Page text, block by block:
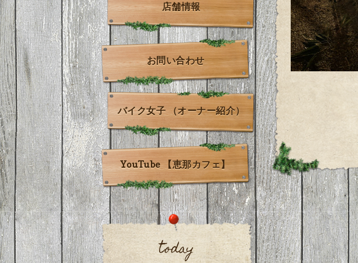
店舗情報
お問い合わせ
バイク女子 （オーナー紹介）
YouTube 【恵那カフェ】
today